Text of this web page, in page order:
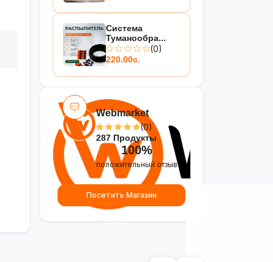
Система
Туманообра...
(0)
220.00с.
Webmarket
(0)
287 Продукты
100%
положительный отзыв
Посетить Магазин